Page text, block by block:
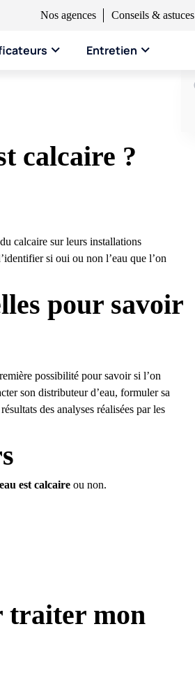
Nos agences Conseils & astuces
Entretien
calcaire ?
calcaire sur leurs installations
si oui ou non l’eau que l’on
pour savoir
possibilité pour savoir si l’on
son distributeur d’eau, formuler sa
des analyses réalisées par les
est calcaire ou non.
traiter mon